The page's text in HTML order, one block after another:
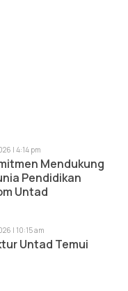
| 4:14 pm
Mendukung
Pendidikan
Untad
| 10:15 am
Untad Temui